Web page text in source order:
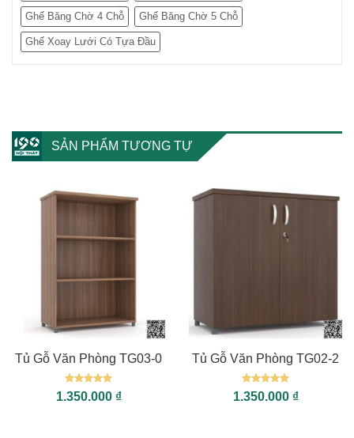
Ghế Băng Chờ 4 Chỗ Ghế Băng Chờ 5 Chỗ
Ghế Xoay Lưới Có Tựa Đầu
SẢN PHẨM TƯƠNG TỰ
Tủ Gỗ Văn Phòng TG03-0
Được xếp
hạng55
1.350.000 ₫
Tủ Gỗ Văn Phòng TG02-2
Được xếp
hạng55
1.350.000 ₫